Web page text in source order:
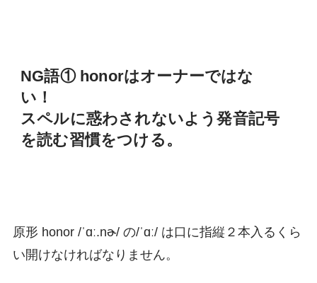
NG語① honorはオーナーではな
い！
スペルに惑わされないよう発音記号
を読む習慣をつける。
原形 honor /ˈɑː.nɚ/ の/ˈɑː/ は口に指縦２本入るくら
い開けなければなりません。